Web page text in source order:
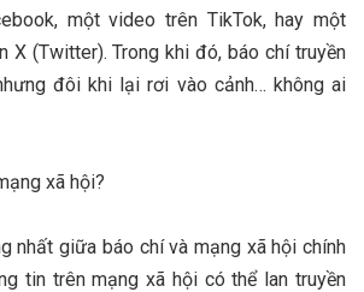
một video trên TikTok, hay một
X (Twitter). Trong khi đó, báo chí truyền
đôi khi lại rơi vào cảnh… không ai
xã hội?
nhất giữa báo chí và mạng xã hội chính
tin trên mạng xã hội có thể lan truyền